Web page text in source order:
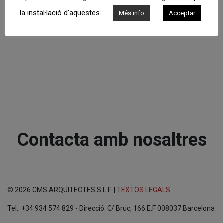
Contacta amb nosaltres
© 2026 CMS ARQUITECTES S.L.P. | TEXTOS LEGALS
Tel.: +34 934 574 829 - Direcció: C/ Bruc, 166 E.F 008037 Barcelona
la instal·lació d'aquestes.
Més info Acceptar